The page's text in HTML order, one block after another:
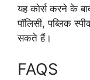
यह कोर्स करने के
पॉलिसी, पब्लिक
सकते हैं।
FAQS